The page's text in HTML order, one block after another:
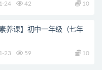
24 42 10
养课】初中一年级（七年
23 59 10